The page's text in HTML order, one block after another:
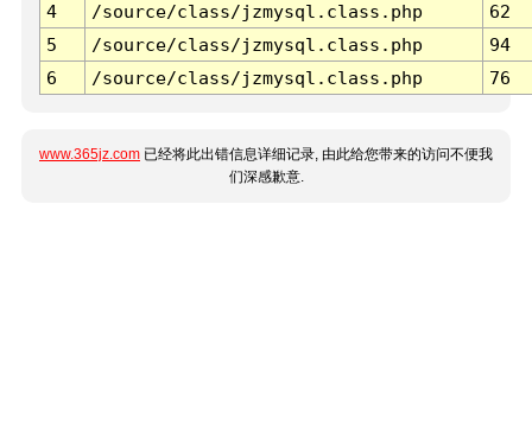
4
/source/class/jzmysql.class.php
62
5
/source/class/jzmysql.class.php
94
6
/source/class/jzmysql.class.php 76
www.365jz.com 已经将此出错信息详细记录, 由此给您带来的访问不便我
们深感歉意.